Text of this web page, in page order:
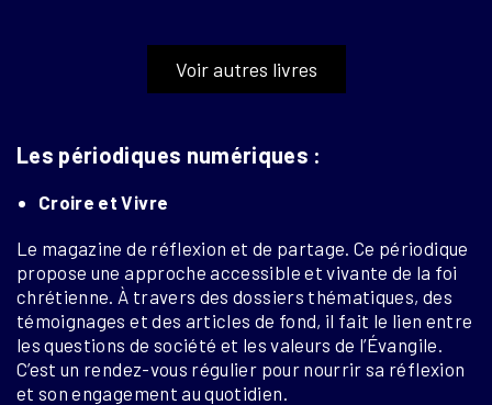
Voir autres livres
Les périodiques numériques :
Croire et Vivre
Le magazine de réflexion et de partage. Ce périodique
propose une approche accessible et vivante de la foi
chrétienne. À travers des dossiers thématiques, des
témoignages et des articles de fond, il fait le lien entre
les questions de société et les valeurs de l’Évangile.
C’est un rendez-vous régulier pour nourrir sa réflexion
et son engagement au quotidien.